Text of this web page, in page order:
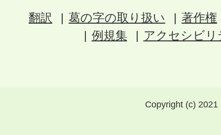
翻訳 葛の字の取り扱い
著作権
例規集
アクセシビ
Copyright (c)